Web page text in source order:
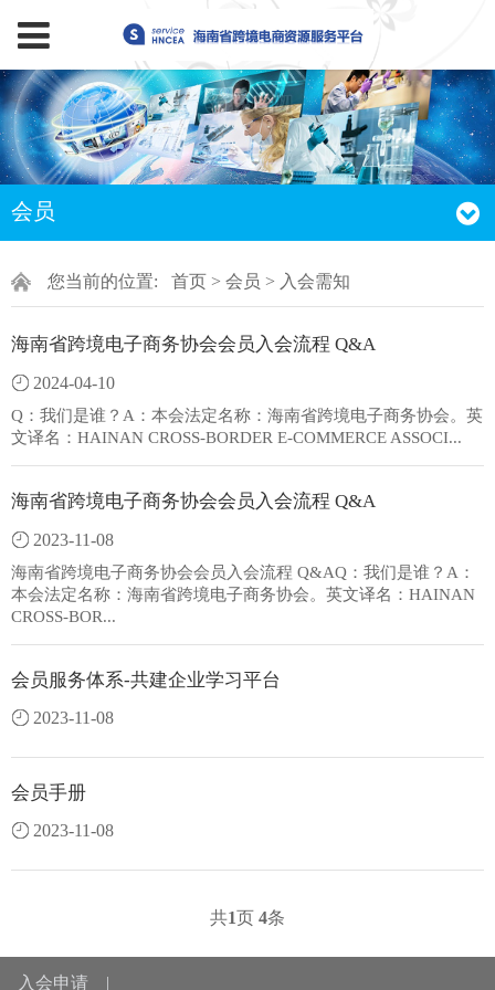
会员
您当前的位置: 首页> 会员 > 入会需知
海南省跨境电子商务协会会员入会流程 Q&A
2024-04-10
Q：我们是谁？A：本会法定名称：海南省跨境电子商务协会。英
文译名：HAINAN CROSS-BORDER E-COMMERCE ASSOCI...
海南省跨境电子商务协会会员入会流程 Q&A
2023-11-08
海南省跨境电子商务协会会员入会流程 Q&AQ：我们是谁？A：
本会法定名称：海南省跨境电子商务协会。英文译名：HAINAN
CROSS-BOR...
会员服务体系-共建企业学习平台
2023-11-08
会员手册
2023-11-08
共1页 4条
入会申请|